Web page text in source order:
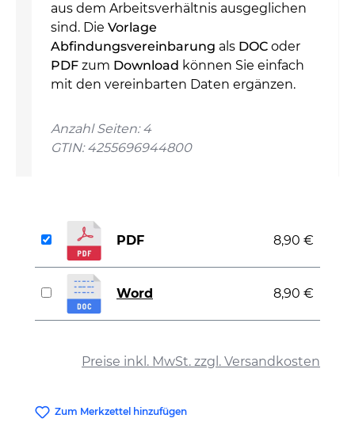
aus dem Arbeitsverhältnis ausgeglichen
sind. Die Vorlage
Abfindungsvereinbarung als DOC oder
PDF zum Download können Sie einfach
mit den vereinbarten Daten ergänzen.
Anzahl Seiten: 4
GTIN: 4255696944800
Preise inkl. MwSt. zzgl. Versandkosten
PDF 8,90 €
Word 8,90 €
Zum Merkzettel hinzufügen